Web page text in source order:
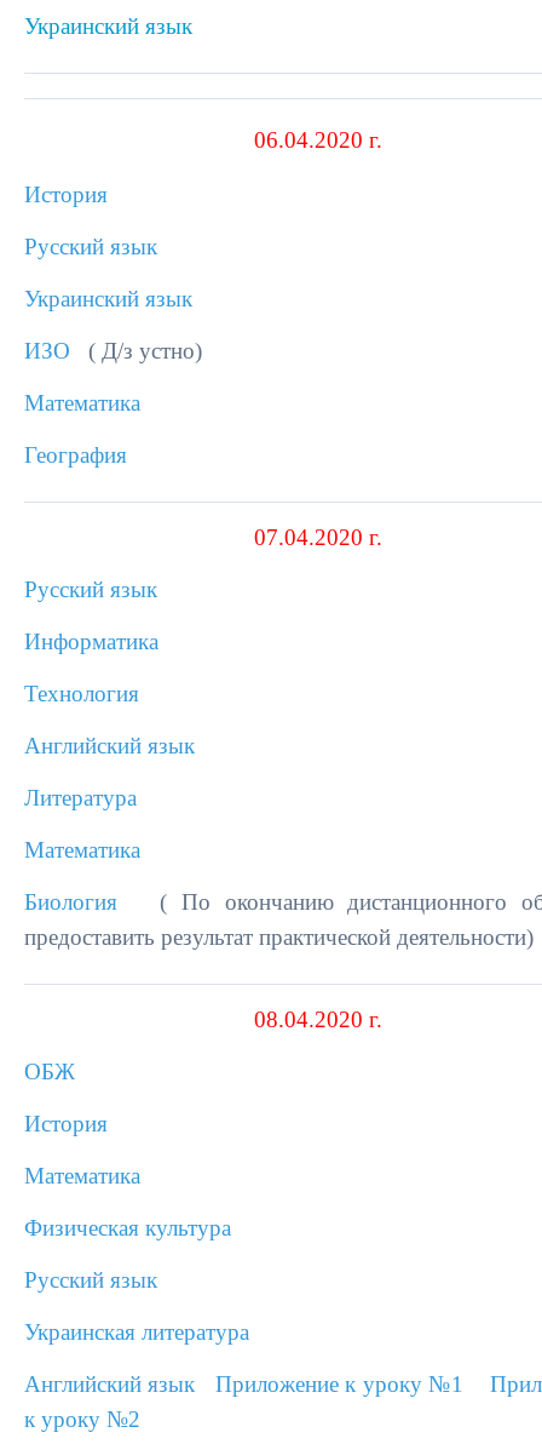
Украинский язык
06.04.2020 г.
История
Русский язык
Украинский язык
ИЗО ( Д/з устно)
Математика
География
07.04.2020 г.
Русский язык
Информатика
Технология
Английский язык
Литература
Математика
Биология
( По окончанию дистанционного
предоставить результат практической деятельности)
08.04.2020 г.
ОБЖ
История
Математика
Физическая культура
Русский язык
Украинская литература
Английский язык Приложение к уроку №1
к уроку №2